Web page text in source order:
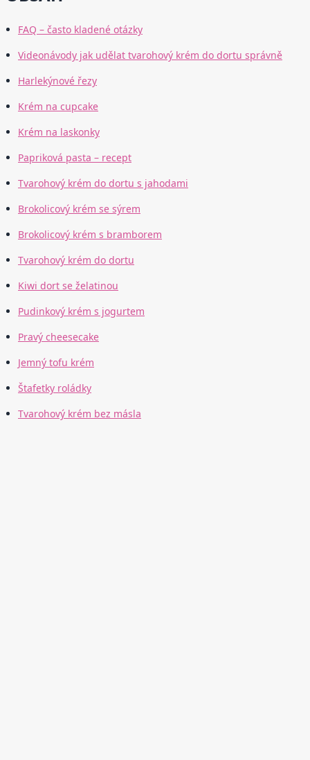
FAQ – často kladené otázky
Videonávody jak udělat tvarohový krém do dortu správně
Harlekýnové řezy
Krém na cupcake
Krém na laskonky
Papriková pasta – recept
Tvarohový krém do dortu s jahodami
Brokolicový krém se sýrem
Brokolicový krém s bramborem
Tvarohový krém do dortu
Kiwi dort se želatinou
Pudinkový krém s jogurtem
Pravý cheesecake
Jemný tofu krém
Štafetky roládky
Tvarohový krém bez másla